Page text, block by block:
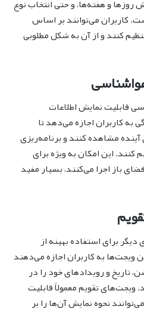
روزها و هفته‌ها، و حتی انتخاب نوع
کاربران می‌توانند بر اساس
کنند و از آن به شکل مطلوبی
قابلیت نمایش اطلاعات
به کاربران اجازه می‌دهد تا
مشاهده کنند و برنامه‌ریزی
این امکان به ویژه برای
باز اجرا می‌کنند، بسیار مفید
برای استفاده بهینه از
ویجت‌ها به کاربران اجازه می‌دهند
تاریخ و رویدادهای خود را در
تقویم معمولاً قابلیت
نحوه نمایش آن‌ها را بر